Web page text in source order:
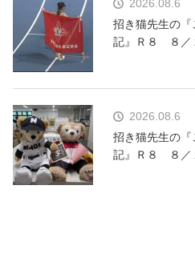
2026.08.6
招き猫先生の『
記』Ｒ８ ８／
2026.08.6
招き猫先生の『
記』Ｒ８ ８／